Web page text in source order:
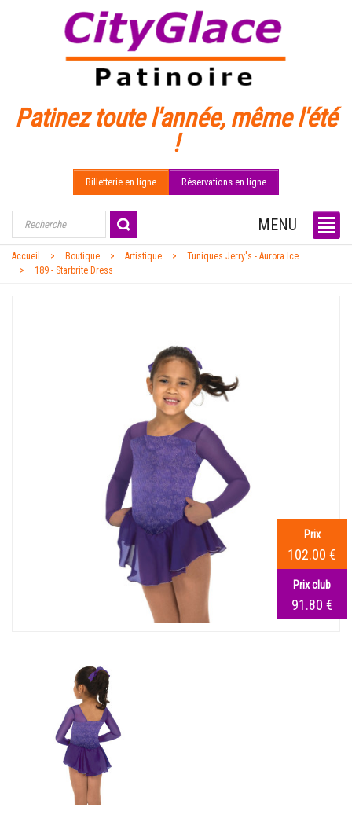
Patinez toute l'année, même l'été
!
Billetterie en ligne Réservations en ligne
MENU
Accueil Boutique Artistique
Tuniques Jerry's - Aurora Ice
189 - Starbrite Dress
Prix
102.00 €
Prix club
91.80 €